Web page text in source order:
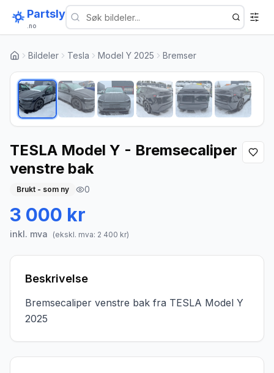
Partsly
.no
Bildeler Tesla Model Y 2025 Bremser
TESLA Model Y - Bremsecaliper
venstre bak
Brukt - som ny 0
3 000 kr
inkl. mva (ekskl. mva: 2 400 kr)
Beskrivelse
Bremsecaliper venstre bak fra TESLA Model Y
2025